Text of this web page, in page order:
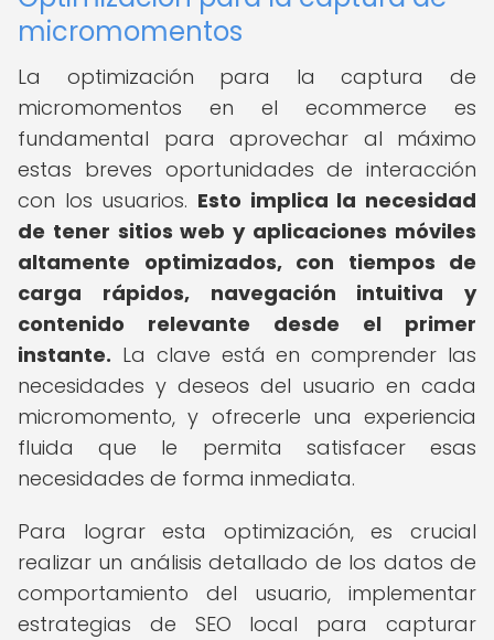
micromomentos
La optimización para la captura de
micromomentos en el ecommerce es
fundamental para aprovechar al máximo
estas breves oportunidades de interacción
con los usuarios. Esto implica la necesidad
de tener sitios web y aplicaciones móviles
altamente optimizados, con tiempos de
carga rápidos, navegación intuitiva y
contenido relevante desde el primer
instante. La clave está en comprender las
necesidades y deseos del usuario en cada
micromomento, y ofrecerle una experiencia
fluida que le permita satisfacer esas
necesidades de forma inmediata.
Para lograr esta optimización, es crucial
realizar un análisis detallado de los datos de
comportamiento del usuario, implementar
estrategias de SEO local para capturar